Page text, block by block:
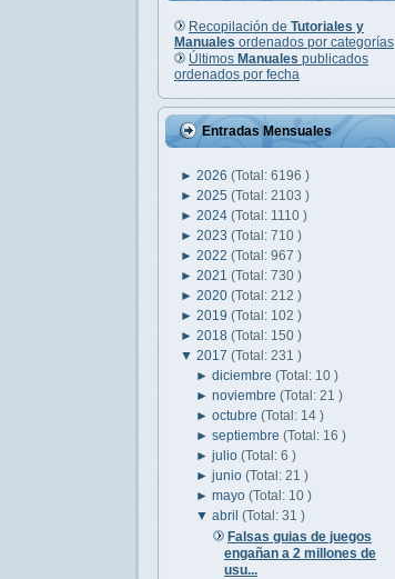
Recopilación de Tutoriales y
Manuales ordenados por categorías
Últimos Manuales publicados
ordenados por fecha
Entradas Mensuales
► 2026 (Total: 6196 )
► 2025 (Total: 2103 )
► 2024 (Total: 1110 )
► 2023 (Total: 710 )
► 2022 (Total: 967 )
► 2021 (Total: 730 )
► 2020 (Total: 212 )
► 2019 (Total: 102 )
► 2018 (Total: 150 )
▼ 2017 (Total: 231 )
►diciembre(Total: 10 )
►noviembre(Total: 21 )
►octubre(Total: 14 )
►septiembre(Total: 16 )
►julio(Total: 6 )
►junio(Total: 21 )
►mayo(Total: 10 )
▼abril(Total: 31 )
Falsas guias de juegos
engañan a 2 millones de
usu...